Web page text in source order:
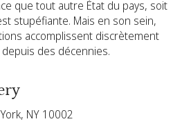
que tout autre État du pays, soit
stupéfiante. Mais en son sein,
accomplissent discrètement
des décennies.
NY 10002